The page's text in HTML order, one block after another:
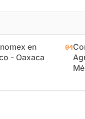
en
- Oaxaca
04